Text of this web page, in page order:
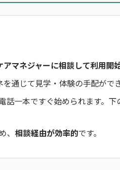
アマネジャーに相談して利用開
通じて見学・体験の手配ができ
話一本ですぐ始められます。
相談経由が効率的です。